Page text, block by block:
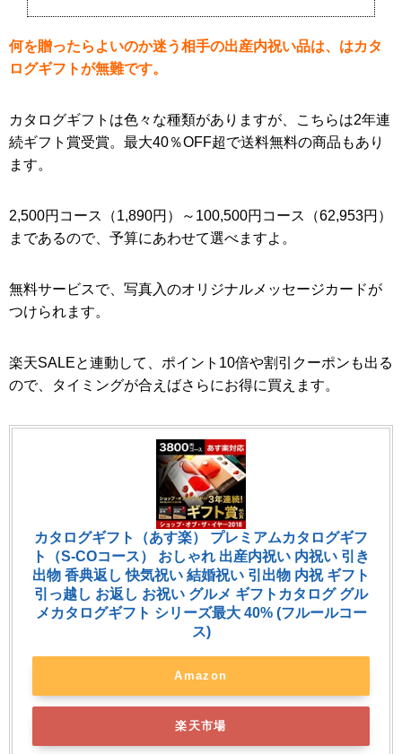
何を贈ったらよいのか迷う相手の出産内祝い品は、はカタ
ログギフトが無難です。
カタログギフトは色々な種類がありますが、こちらは2年連
続ギフト賞受賞。最大40％OFF超で送料無料の商品もあり
ます。
2,500円コース（1,890円）～100,500円コース（62,953円）
まであるので、予算にあわせて選べますよ。
無料サービスで、写真入のオリジナルメッセージカードが
つけられます。
楽天SALEと連動して、ポイント10倍や割引クーポンも出る
ので、タイミングが合えばさらにお得に買えます。
カタログギフト（あす楽） プレミアムカタログギフ
ト（S-COコース） おしゃれ 出産内祝い 内祝い 引き
出物 香典返し 快気祝い 結婚祝い 引出物 内祝 ギフト
引っ越し お返し お祝い グルメ ギフトカタログ グル
メカタログギフト シリーズ最大 40% (フルールコー
ス)
Amazon
楽天市場